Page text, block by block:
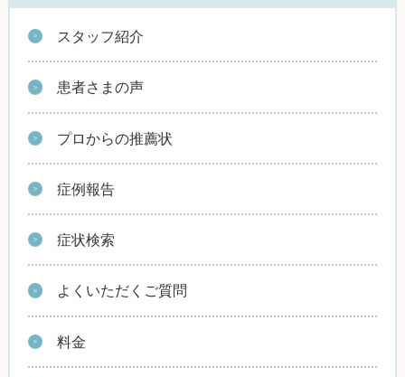
スタッフ紹介
患者さまの声
プロからの推薦状
症例報告
症状検索
よくいただくご質問
料金